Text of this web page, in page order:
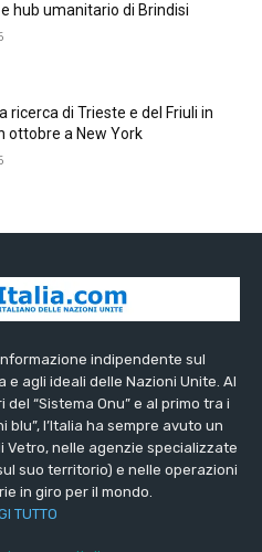
hub umanitario di Brindisi
ricerca di Trieste e del Friuli in
ottobre a New York
indipendente sul
agli ideali delle Nazioni Unite. Al
“Sistema Onu” e al primo tra i
l’Italia ha sempre avuto un
nelle agenzie specializzate
suo territorio) e nelle operazioni
in giro per il mondo.
TUTTO